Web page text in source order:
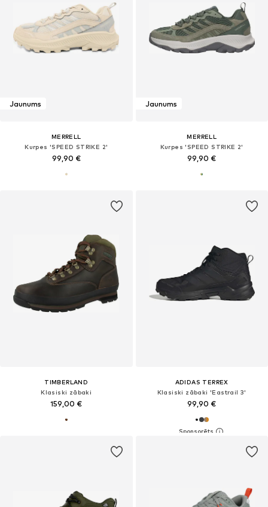
Jaunums
MERRELL
Kurpes 'SPEED STRIKE 2'
99,90 €
Jaunums
MERRELL
Kurpes 'SPEED STRIKE 2'
99,90 €
TIMBERLAND
Klasiski zābaki
159,00 €
ADIDAS TERREX
Klasiski zābaki 'Eastrail 3'
99,90 €